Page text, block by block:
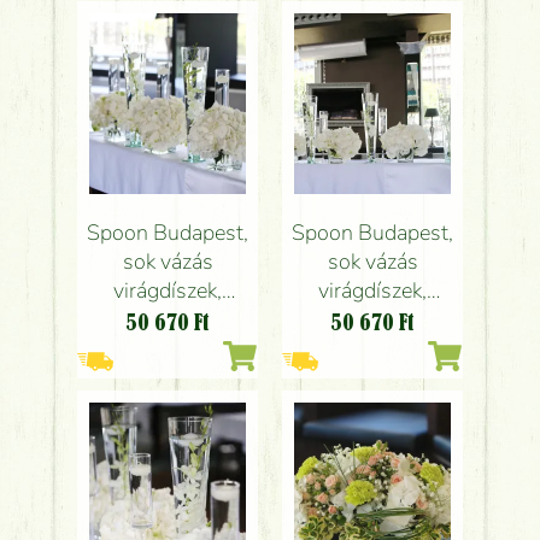
esküvő
Spoon Budapest,
sok vázás
virágdíszek,
esküvői
dekoráció, fehér
virágokkal
50 670 Ft
Spoon Budapest,
sok vázás
virágdíszek,
esküvői
dekoráció, fehér
virágokkal
50 670 Ft